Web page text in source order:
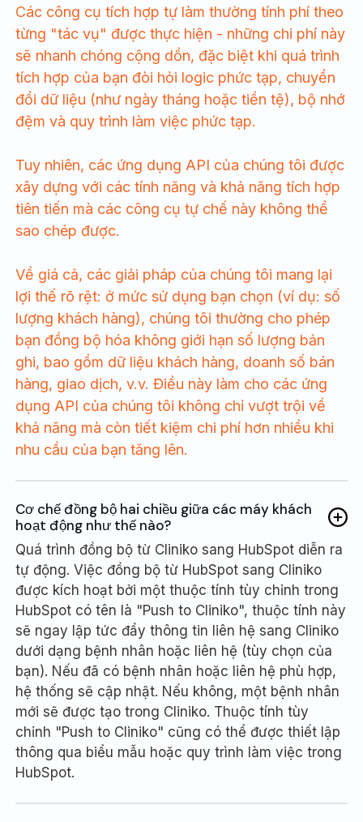
Các công cụ tích hợp tự làm thường tính phí theo
từng "tác vụ" được thực hiện - những chi phí này
sẽ nhanh chóng cộng dồn, đặc biệt khi quá trình
tích hợp của bạn đòi hỏi logic phức tạp, chuyển
đổi dữ liệu (như ngày tháng hoặc tiền tệ), bộ nhớ
đệm và quy trình làm việc phức tạp.
Tuy nhiên, các ứng dụng API của chúng tôi được
xây dựng với các tính năng và khả năng tích hợp
tiên tiến mà các công cụ tự chế này không thể
sao chép được.
Về giá cả, các giải pháp của chúng tôi mang lại
lợi thế rõ rệt: ở mức sử dụng bạn chọn (ví dụ: số
lượng khách hàng), chúng tôi thường cho phép
bạn đồng bộ hóa không giới hạn số lượng bản
ghi, bao gồm dữ liệu khách hàng, doanh số bán
hàng, giao dịch, v.v. Điều này làm cho các ứng
dụng API của chúng tôi không chỉ vượt trội về
khả năng mà còn tiết kiệm chi phí hơn nhiều khi
nhu cầu của bạn tăng lên.
Cơ chế đồng bộ hai chiều giữa các máy khách
hoạt động như thế nào?
Quá trình đồng bộ từ Cliniko sang HubSpot diễn ra
tự động. Việc đồng bộ từ HubSpot sang Cliniko
được kích hoạt bởi một thuộc tính tùy chỉnh trong
HubSpot có tên là "Push to Cliniko", thuộc tính này
sẽ ngay lập tức đẩy thông tin liên hệ sang Cliniko
dưới dạng bệnh nhân hoặc liên hệ (tùy chọn của
bạn). Nếu đã có bệnh nhân hoặc liên hệ phù hợp,
hệ thống sẽ cập nhật. Nếu không, một bệnh nhân
mới sẽ được tạo trong Cliniko. Thuộc tính tùy
chỉnh "Push to Cliniko" cũng có thể được thiết lập
thông qua biểu mẫu hoặc quy trình làm việc trong
HubSpot.